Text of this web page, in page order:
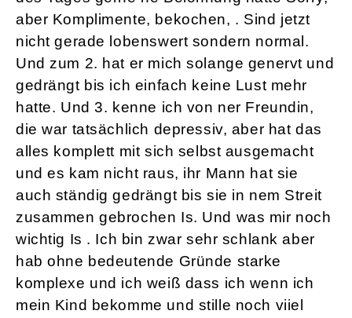
aber Komplimente, bekochen, . Sind jetzt
nicht gerade lobenswert sondern normal.
Und zum 2. hat er mich solange genervt und
gedrängt bis ich einfach keine Lust mehr
hatte. Und 3. kenne ich von ner Freundin,
die war tatsächlich depressiv, aber hat das
alles komplett mit sich selbst ausgemacht
und es kam nicht raus, ihr Mann hat sie
auch ständig gedrängt bis sie in nem Streit
zusammen gebrochen Is. Und was mir noch
wichtig Is . Ich bin zwar sehr schlank aber
hab ohne bedeutende Gründe starke
komplexe und ich weiß dass ich wenn ich
mein Kind bekomme und stille noch viiel